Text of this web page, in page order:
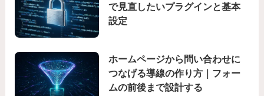
で見直したいプラグインと基本
設定
ホームページから問い合わせに
つなげる導線の作り方｜フォー
ムの前後まで設計する